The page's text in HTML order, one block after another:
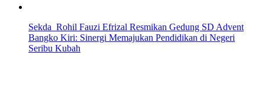
Sekda Rohil Fauzi Efrizal Resmikan Gedung SD Advent
Bangko Kiri: Sinergi Memajukan Pendidikan di Negeri
Seribu Kubah